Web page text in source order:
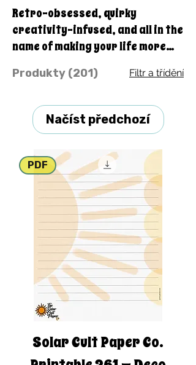
Retro-obsessed, quirky
creativity-infused, and all in the
name of making your life more
of doing good with every
Quirky Pickle! A portion of our
profits goes straight to our
Pickle Education Foundation, a
501(c)(3) nonprofit.
Produkty (201) Filtr a třídění
Načíst předchozí
PDF
Solar Cult Paper Co.